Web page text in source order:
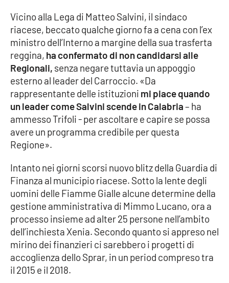
Sanità
Società
Sport
RUBRICHE
Good Morning Vietnam
Parchi Marini Calabria
Leggendo Alvaro insieme
Imprese Di Calabria
Le perfidie di Antonella Grippo
Venti di comunicazione
Vicino alla Lega di Matteo Salvini, il sindaco
riacese, beccato qualche giorno fa a cena con l’ex
ministro dell’Interno a margine della sua trasferta
reggina, ha confermato di non candidarsi alle
Regionali, senza negare tuttavia un appoggio
esterno al leader del Carroccio. «Da
rappresentante delle istituzioni mi piace quando
un leader come Salvini scende in Calabria– ha
ammesso Trifoli - per ascoltare e capire se possa
avere un programma credibile per questa
Regione».
Intanto nei giorni scorsi nuovo blitz della Guardia di
Finanza al municipio riacese. Sotto la lente degli
uomini delle Fiamme Gialle alcune determine della
gestione amministrativa di Mimmo Lucano, ora a
processo insieme ad alter 25 persone nell’ambito
dell’inchiesta Xenia. Secondo quanto si appreso nel
mirino dei finanzieri ci sarebbero i progetti di
accoglienza dello Sprar, in un period compreso tra
il 2015 e il 2018.